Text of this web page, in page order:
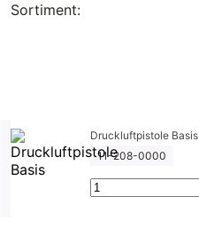
Sortiment:
Druckluftpistole Basis
11-208-0000